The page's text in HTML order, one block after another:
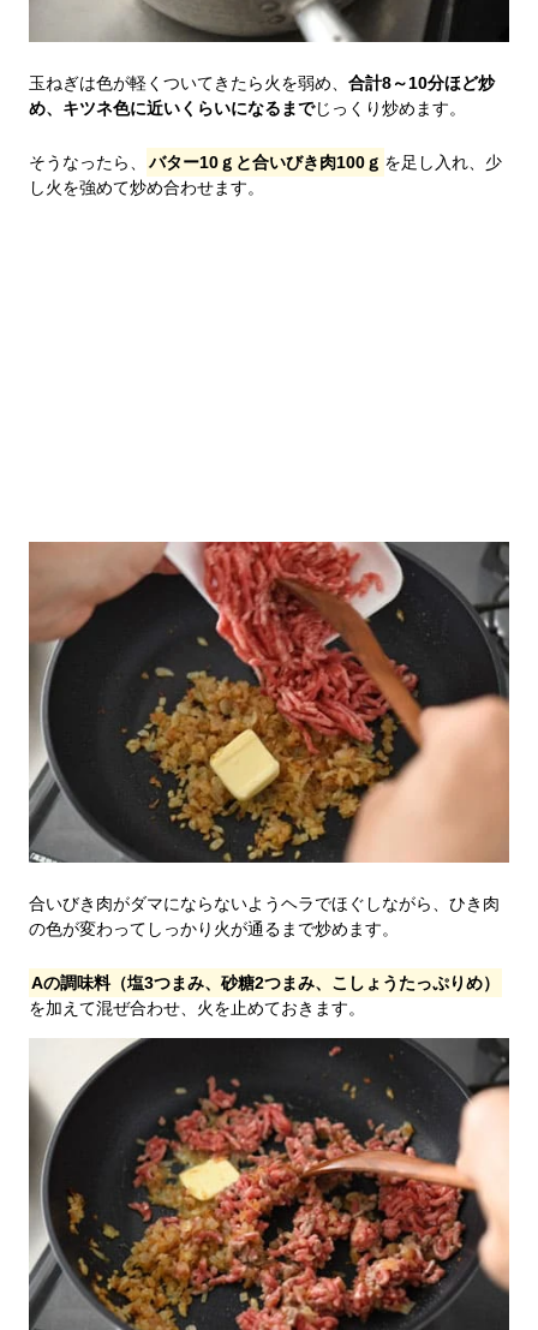
玉ねぎは色が軽くついてきたら火を弱め、 合計8～10分ほど炒
め、キツネ色に近いくらいになるまでじっくり炒めます。
そうなったら、 バター10ｇと合いびき肉100ｇ を足し入れ、少
し火を強めて炒め合わせます。
合いびき肉がダマにならないようヘラでほぐしながら、ひき肉
の色が変わってしっかり火が通るまで炒めます。
Aの調味料（塩3つまみ、砂糖2つまみ、こしょうたっぷりめ）
を加えて混ぜ合わせ、火を止めておきます。